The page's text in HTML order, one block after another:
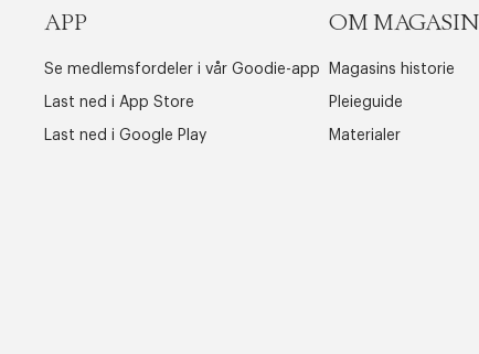
APP
Se medlemsfordeler i vår Goodie-app
Last ned i App Store
Last ned i Google Play
OM MAGASIN
Magasins historie
Pleieguide
Materialer